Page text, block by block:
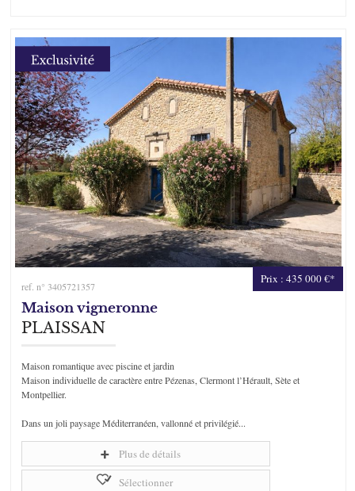
Prix : 435 000 €*
ref. n° 3405721357
Maison vigneronne
PLAISSAN
Maison romantique avec piscine et jardin
Maison individuelle de caractère entre Pézenas, Clermont l’Hérault, Sète et
Montpellier.
Dans un joli paysage Méditerranéen, vallonné et privilégié...
Plus de détails
Sélectionner